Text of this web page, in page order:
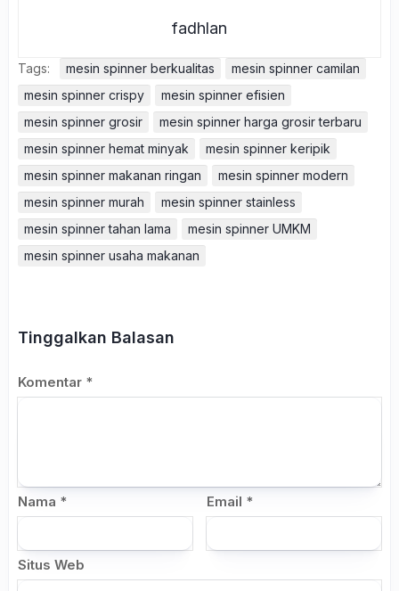
fadhlan
Tags: mesin spinner berkualitas
mesin spinner camilan
mesin spinner crispy
mesin spinner efisien
mesin spinner grosir
mesin spinner harga grosir terbaru
mesin spinner hemat minyak
mesin spinner keripik
mesin spinner makanan ringan
mesin spinner modern
mesin spinner murah
mesin spinner stainless
mesin spinner tahan lama
mesin spinner UMKM
mesin spinner usaha makanan
Tinggalkan Balasan
Komentar *
Nama * Email *
Situs Web